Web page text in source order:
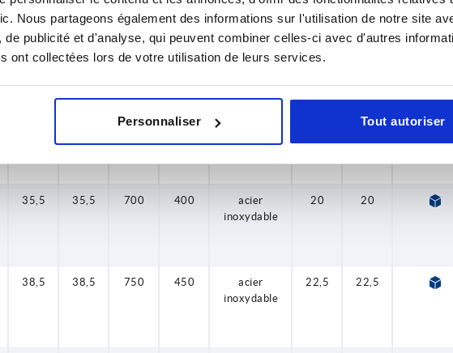
Nous partageons également des informations sur l'utilisation de notre site
publicité et d'analyse, qui peuvent combiner celles-ci avec d'autres
ont collectées lors de votre utilisation de leurs services.
Personnaliser Tout autoriser
inoxydable
26 26 625 425
acier
inoxydable
15 15 28
700 400 17,5 28
35,5 35,5 700 400
acier
inoxydable
20 20
38,5 38,5 750 450
acier
inoxydable
22,5 22,5